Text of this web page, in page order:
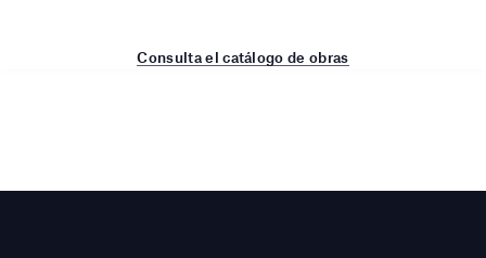
Consulta el catálogo de obras